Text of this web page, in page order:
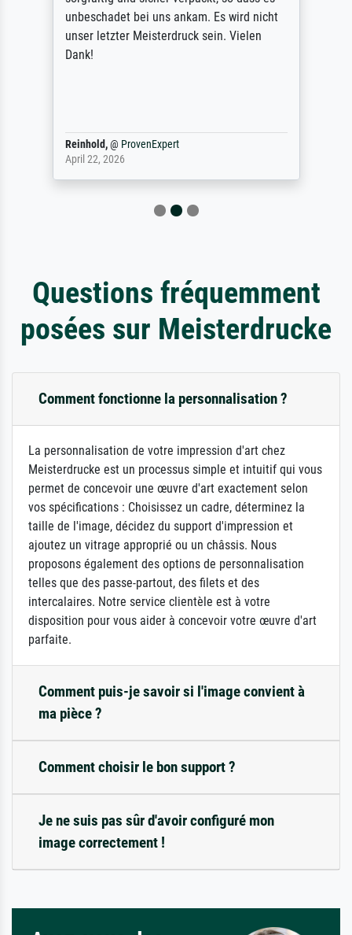
unbeschadet bei uns ankam. Es wird nicht
unser letzter Meisterdruck sein. Vielen
Dank!
Reinhold,@ ProvenExpert
April 22, 2026
Questions fréquemment
posées sur Meisterdrucke
Comment fonctionne la personnalisation ?
La personnalisation de votre impression d'art chez
Meisterdrucke est un processus simple et intuitif qui vous
permet de concevoir une œuvre d'art exactement selon
vos spécifications : Choisissez un cadre, déterminez la
taille de l'image, décidez du support d'impression et
ajoutez un vitrage approprié ou un châssis. Nous
proposons également des options de personnalisation
telles que des passe-partout, des filets et des
intercalaires. Notre service clientèle est à votre
disposition pour vous aider à concevoir votre œuvre d'art
parfaite.
Comment puis-je savoir si l'image convient à
ma pièce ?
Comment choisir le bon support ?
Je ne suis pas sûr d'avoir configuré mon
image correctement !